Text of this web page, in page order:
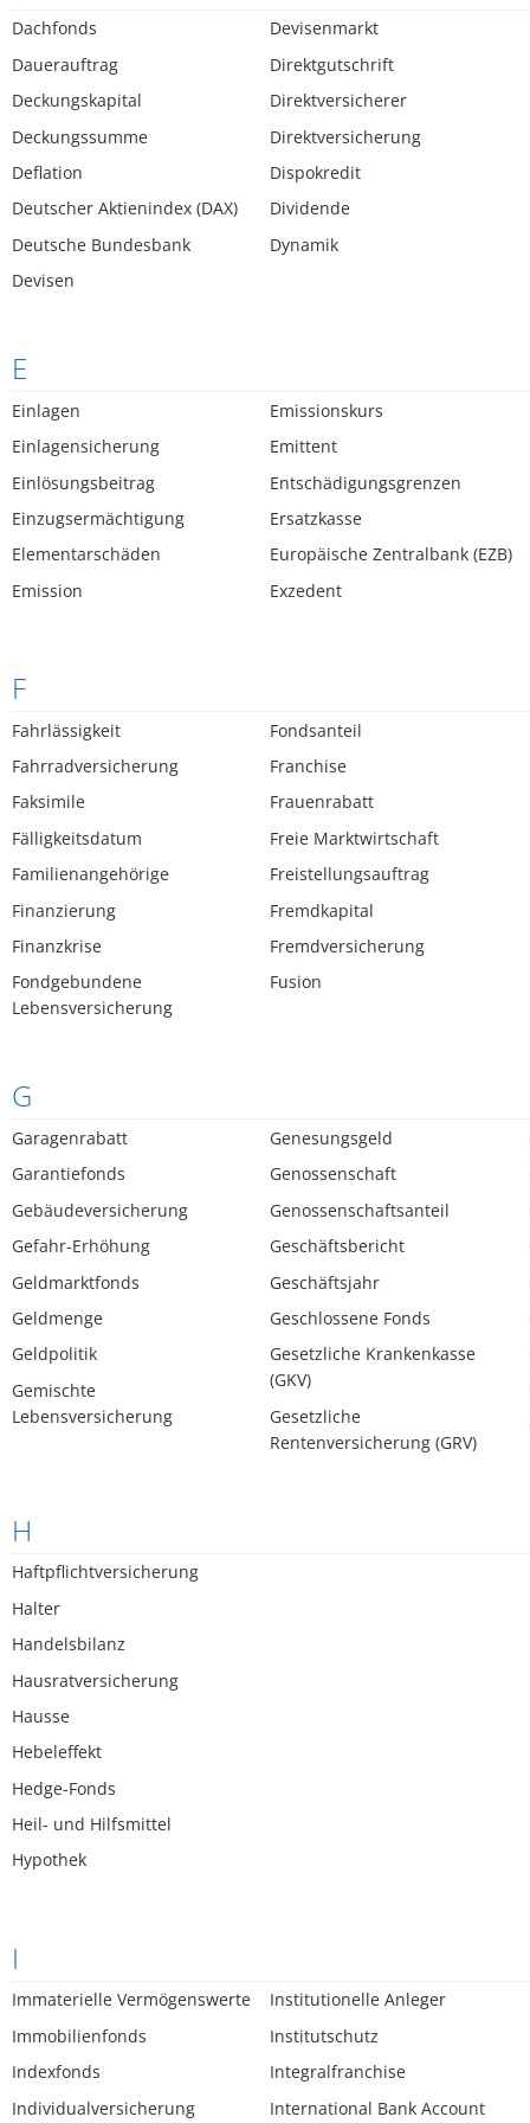
Dachfonds
Dauerauftrag
Deckungskapital
Deckungssumme
Deflation
Deutscher Aktienindex (DAX)
Deutsche Bundesbank
Devisen
Devisenmarkt
Direktgutschrift
Direktversicherer
Direktversicherung
Dispokredit
Dividende
Dynamik
E
Einlagen
Einlagensicherung
Einlösungsbeitrag
Einzugsermächtigung
Elementarschäden
Emission
Emissionskurs
Emittent
Entschädigungsgrenzen
Ersatzkasse
Europäische Zentralbank (EZB)
Exzedent
F
Fahrlässigkeit
Fahrradversicherung
Faksimile
Fälligkeitsdatum
Familienangehörige
Finanzierung
Finanzkrise
Fondgebundene
Lebensversicherung
Fondsanteil
Franchise
Frauenrabatt
Freie Marktwirtschaft
Freistellungsauftrag
Fremdkapital
Fremdversicherung
Fusion
G
Garagenrabatt
Garantiefonds
Gebäudeversicherung
Gefahr-Erhöhung
Geldmarktfonds
Geldmenge
Geldpolitik
Gemischte
Lebensversicherung
Genesungsgeld
Genossenschaft
Genossenschaftsanteil
Geschäftsbericht
Geschäftsjahr
Geschlossene Fonds
Gesetzliche Krankenkasse
(GKV)
Gesetzliche
Rentenversicherung (GRV)
H
Haftpflichtversicherung
Halter
Handelsbilanz
Hausratversicherung
Hausse
Hebeleffekt
Hedge-Fonds
Heil- und Hilfsmittel
Hypothek
I
Immaterielle Vermögenswerte
Immobilienfonds
Indexfonds
Individualversicherung
Institutionelle Anleger
Institutschutz
Integralfranchise
International Bank Account